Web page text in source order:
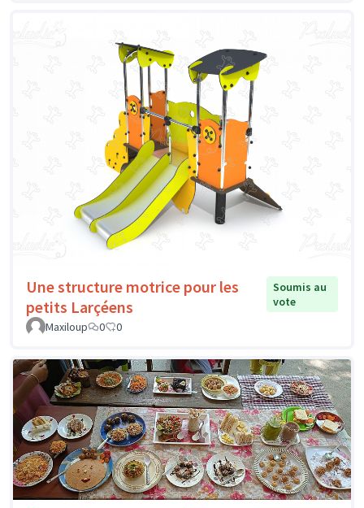
Une structure motrice pour les
petits Larçéens
Soumis au
vote
Maxiloup
0 0